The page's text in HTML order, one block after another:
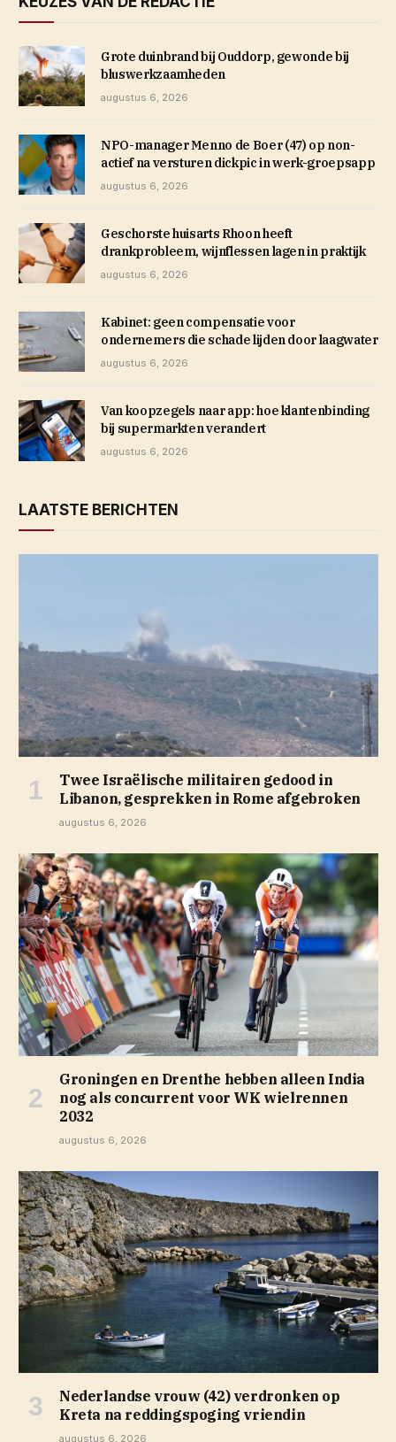
Grote duinbrand bij Ouddorp, gewonde bij
bluswerkzaamheden
augustus 6, 2026
NPO-manager Menno de Boer (47) op non-
actief na versturen dickpic in werk-groepsapp
augustus 6, 2026
Geschorste huisarts Rhoon heeft
drankprobleem, wijnflessen lagen in praktijk
augustus 6, 2026
Kabinet: geen compensatie voor
ondernemers die schade lijden door laagwater
augustus 6, 2026
Van koopzegels naar app: hoe klantenbinding
bij supermarkten verandert
augustus 6, 2026
LAATSTE BERICHTEN
Twee Israëlische militairen gedood in
Libanon, gesprekken in Rome afgebroken
augustus 6, 2026
Groningen en Drenthe hebben alleen India
nog als concurrent voor WK wielrennen
2032
augustus 6, 2026
Nederlandse vrouw (42) verdronken op
Kreta na reddingspoging vriendin
augustus 6, 2026